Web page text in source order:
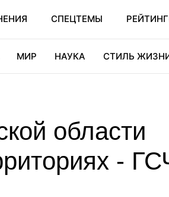
СПЕЦТЕМЫ
МИР НАУКА СТИЛЬ
области
-